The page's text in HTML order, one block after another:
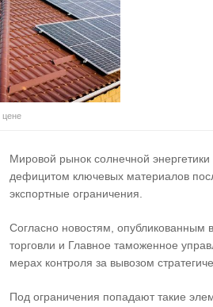
цене
Мировой рынок солнечной
дефицитом ключевых материалов
экспортные ограничения.
Согласно новостям, опубликованным
торговли и Главное таможенное
мерах контроля за вывозом
Под ограничения попадают такие